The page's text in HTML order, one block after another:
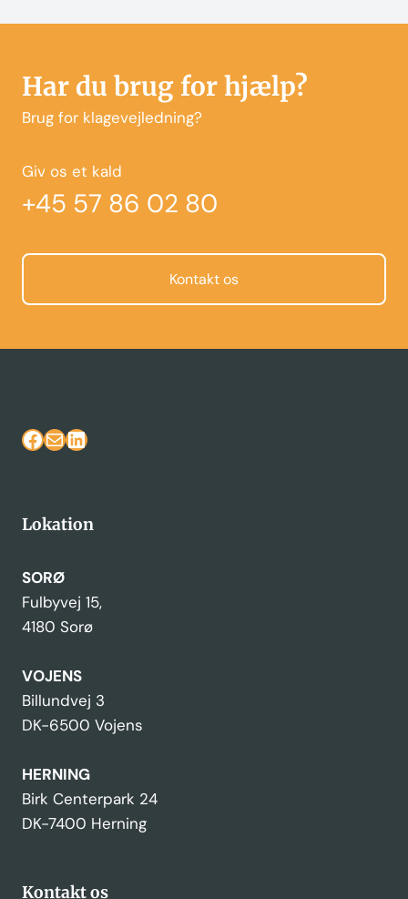
Har du brug for hjælp?
Brug for klagevejledning?
Giv os et kald
+45 57 86 02 80
Kontakt os
Facebook
MailLinkedIn
Lokation
SORØ
Fulbyvej 15,
4180 Sorø
VOJENS
Billundvej 3
DK-6500 Vojens
HERNING
Birk Centerpark 24
DK-7400 Herning
Kontakt os